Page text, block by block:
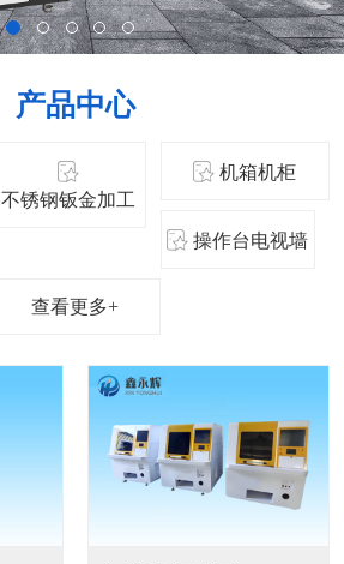
产品中心
不锈钢钣金加工
机箱机柜
操作台电视墙
查看更多+